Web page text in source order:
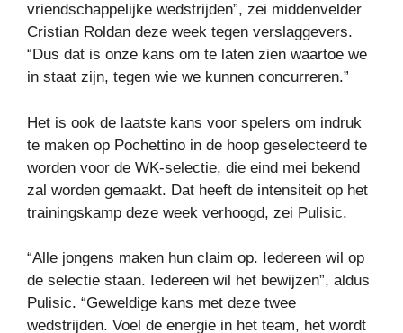
vriendschappelijke wedstrijden”, zei middenvelder
Cristian Roldan deze week tegen verslaggevers.
“Dus dat is onze kans om te laten zien waartoe we
in staat zijn, tegen wie we kunnen concurreren.”
Het is ook de laatste kans voor spelers om indruk
te maken op Pochettino in de hoop geselecteerd te
worden voor de WK-selectie, die eind mei bekend
zal worden gemaakt. Dat heeft de intensiteit op het
trainingskamp deze week verhoogd, zei Pulisic.
“Alle jongens maken hun claim op. Iedereen wil op
de selectie staan. Iedereen wil het bewijzen”, aldus
Pulisic. “Geweldige kans met deze twee
wedstrijden. Voel de energie in het team, het wordt